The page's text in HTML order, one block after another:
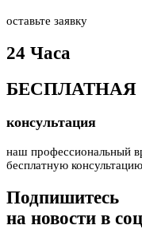
оставьте заявку
24 Часа
БЕСПЛАТНАЯ
консультация
наш профессиональный
бесплатную консультацию
Подпишитесь
на новости в